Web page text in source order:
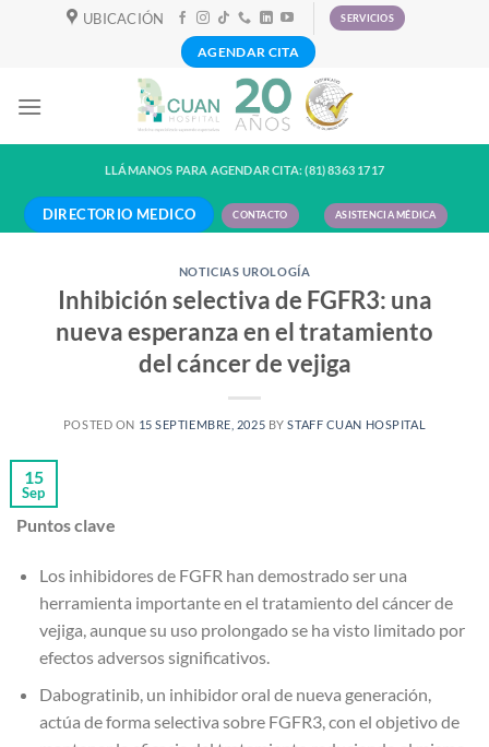
UBICACIÓN SERVICIOS
AGENDAR CITA
LLÁMANOS PARA AGENDAR CITA: (81) 8363 1717
DIRECTORIO MEDICO CONTACTO ASISTENCIA MÉDICA
NOTICIAS UROLOGÍA
Inhibición selectiva de FGFR3: una
nueva esperanza en el tratamiento
del cáncer de vejiga
POSTED ON 15 SEPTIEMBRE, 2025 BYSTAFF CUAN HOSPITAL
15
Sep
Puntos clave
Los inhibidores de FGFR han demostrado ser una
herramienta importante en el tratamiento del cáncer de
vejiga, aunque su uso prolongado se ha visto limitado por
efectos adversos significativos.
Dabogratinib, un inhibidor oral de nueva generación,
actúa de forma selectiva sobre FGFR3, con el objetivo de